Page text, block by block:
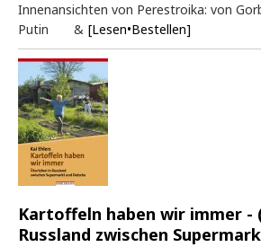
Innenansichten von Perestroika: von
Putin & [Lesen•Bestellen]
Kartoffeln haben wir immer -
Russland zwischen